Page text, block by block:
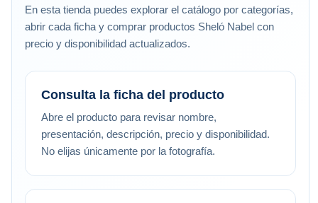
En esta tienda puedes explorar el catálogo por categorías,
abrir cada ficha y comprar productos Sheló Nabel con
precio y disponibilidad actualizados.
Consulta la ficha del producto
Abre el producto para revisar nombre,
presentación, descripción, precio y disponibilidad.
No elijas únicamente por la fotografía.